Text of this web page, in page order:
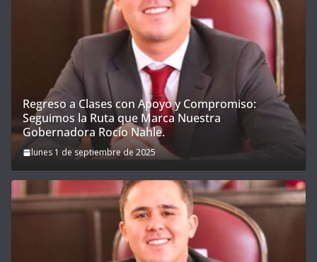
Regreso a Clases con Apoyo y Compromiso:
Seguimos la Ruta que Marca Nuestra
Gobernadora Rocío Nahle.
lunes 1 de septiembre de 2025